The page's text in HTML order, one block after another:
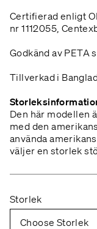
Certifierad enligt
nr 1112055,
Godkänd av PETA
Tillverkad i
Den här modellen
med den
använda
väljer en storlek
Storlek
Choose Storlek